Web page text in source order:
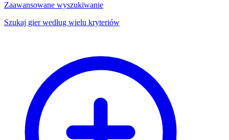
Zaawansowane wyszukiwanie
Szukaj gier według wielu kryteriów